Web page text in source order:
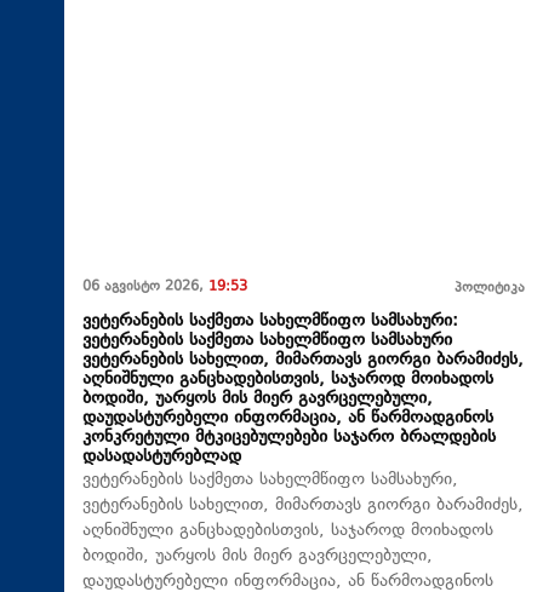
06 აგვისტო 2026, 19:53 პოლიტიკა
ვეტერანების საქმეთა სახელმწიფო სამსახური:
ვეტერანების საქმეთა სახელმწიფო სამსახური
ვეტერანების სახელით, მიმართავს გიორგი ბარამიძეს,
აღნიშნული განცხადებისთვის, საჯაროდ მოიხადოს
ბოდიში, უარყოს მის მიერ გავრცელებული,
დაუდასტურებელი ინფორმაცია, ან წარმოადგინოს
კონკრეტული მტკიცებულებები საჯარო ბრალდების
დასადასტურებლად
ვეტერანების საქმეთა სახელმწიფო სამსახური,
ვეტერანების სახელით, მიმართავს გიორგი ბარამიძეს,
აღნიშნული განცხადებისთვის, საჯაროდ მოიხადოს
ბოდიში, უარყოს მის მიერ გავრცელებული,
დაუდასტურებელი ინფორმაცია, ან წარმოადგინოს